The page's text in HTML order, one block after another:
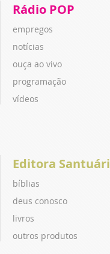
Rádio POP
empregos
notícias
ouça ao vivo
programação
vídeos
Editora
bíblias
deus conosco
livros
outros produtos